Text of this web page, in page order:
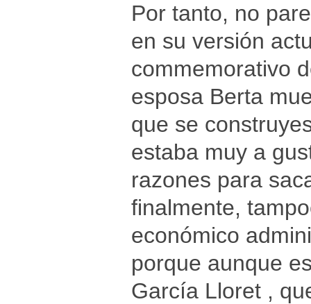
Por tanto, no
en su versión
commemorativo
esposa Berta
que se
estaba muy a
razones para
finalmente,
económico
porque aunque
García Lloret ,